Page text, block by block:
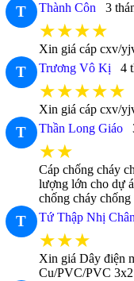
T Thành Côn 3
★★★★
Xin giá cáp cxv/
T Trương Vô Kị 4
★★★★★
Xin giá cáp cxv/
T Thần Long Giáo
★★
Cáp chống cháy
lượng lớn cho dự
chống cháy
T Tứ Thập Nhị
★★★
Xin giá Dây điện
Cu/PVC/PVC